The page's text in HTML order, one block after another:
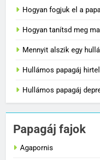
Hogyan fogjuk el a
Hogyan tanítsd meg
Mennyit alszik egy
Hullámos papagáj
Hullámos papagáj
Papagáj fajok
Agapornis